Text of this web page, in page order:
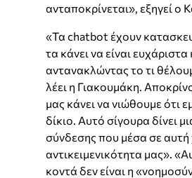
ανταποκρίνεται», εξηγεί ο
«Τα chatbot έχουν
τα κάνει να είναι
αντανακλώντας το τι
λέει η Γιακουμάκη.
μας κάνει να νιώθουμε ότι
δίκιο. Αυτό σίγουρα δίνει
σύνδεσης που μέσα σε αυτή
αντικειμενικότητα μας».
κοντά δεν είναι η